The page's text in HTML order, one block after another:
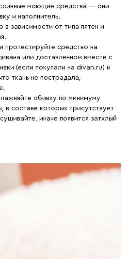
моющие средства — они
и наполнитель.
зависимости от типа пятен и
протестируйте средство на
или доставленном вместе с
(если покупали на divan.ru) и
ткань не пострадала,
обивку по минимуму
в составе которых присутствует
иначе появится затхлый